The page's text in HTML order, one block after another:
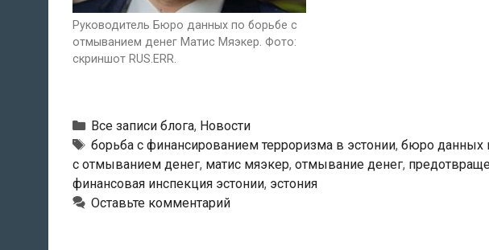
Руководитель Бюро данных по борьбе с
отмыванием денег Матис Мяэкер. Фото:
скриншот RUS.ERR.
Рубрики
Все записи блога, Новости
Тэги
борьба с финансированием терроризма в эстонии, бюро данных
с отмыванием денег, матис мяэкер, отмывание денег,
финансовая инспекция эстонии, эстония
Оставьте комментарий